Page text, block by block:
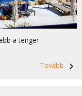
a tenger
Tovább
navigate_next